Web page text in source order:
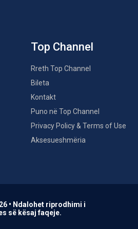
Top Channel
Rreth Top Channel
Bileta
Kontakt
Puno në Top Channel
Privacy Policy & Terms of Use
Aksesueshmëria
• Ndalohet riprodhimi i
së kësaj faqeje.